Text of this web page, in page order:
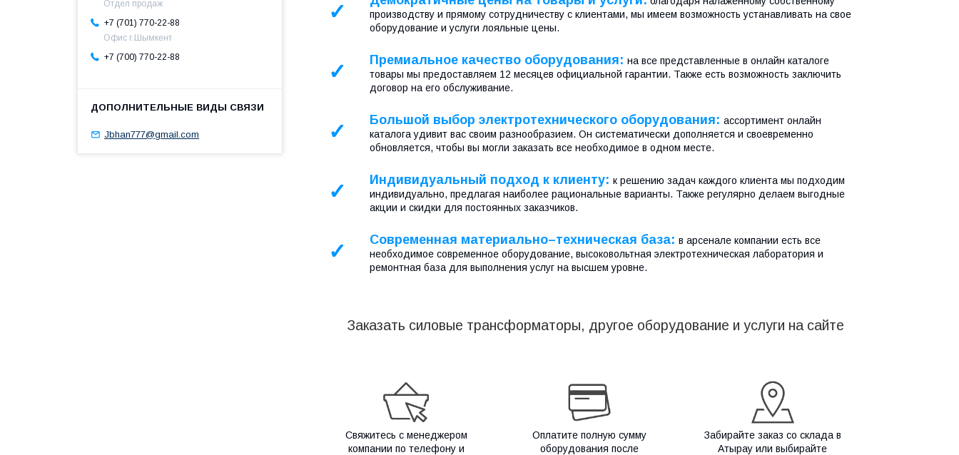
✓
производству и прямому сотрудничеству с клиентами, мы имеем возможность устанавливать на свое
оборудование и услуги лояльные цены.
✓ Премиальное качество оборудования: на все представленные в онлайн каталоге
товары мы предоставляем 12 месяцев официальной гарантии. Также есть возможность заключить
договор на его обслуживание.
✓ Большой выбор электротехнического оборудования: ассортимент онлайн
каталога удивит вас своим разнообразием. Он систематически дополняется и своевременно
обновляется, чтобы вы могли заказать все необходимое в одном месте.
✓ Индивидуальный подход к клиенту: к решению задач каждого клиента мы подходим
индивидуально, предлагая наиболее рациональные варианты. Также регулярно делаем выгодные
акции и скидки для постоянных заказчиков.
✓ Современная материально–техническая база: в арсенале компании есть все
необходимое современное оборудование, высоковольтная электротехническая лаборатория и
ремонтная база для выполнения услуг на высшем уровне.
Заказать силовые трансформаторы, другое оборудование и услуги на сайте
Свяжитесь с менеджером
компании по телефону и
Оплатите полную сумму
оборудования после
Забирайте заказ со склада в
Атырау или выбирайте
Отдел продаж
+7 (701) 770-22-88
Офис г.Шымкент
+7 (700) 770-22-88
Jbhan777@gmail.com